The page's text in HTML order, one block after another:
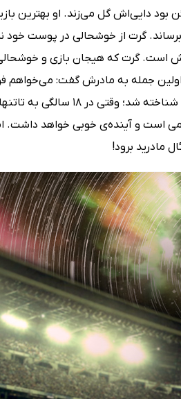
دایی‌اش گل می‌زند. او بهترین
برساند. گرت از خوشحالی در پوست
است. گرت که هیجان بازی و
اولین جمله به مادرش گفت: می‌خواهم
طولی نکشید که او، گرت بیل، به آرزویش رسید و نامش برای
است و آینده‌ی خوبی خواهد داشت.
مادرید برود!